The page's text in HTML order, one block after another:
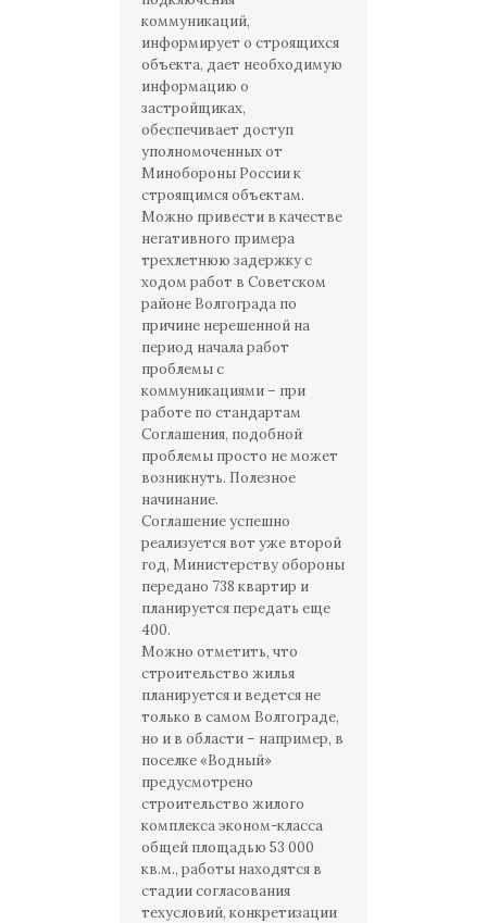
коммуникаций,
информирует о строящихся
объекта, дает необходимую
информацию о
застройщиках,
обеспечивает доступ
уполномоченных от
Минобороны России к
строящимся объектам.
Можно привести в качестве
негативного примера
трехлетнюю задержку с
ходом работ в Советском
районе Волгограда по
причине нерешенной на
период начала работ
проблемы с
коммуникациями – при
работе по стандартам
Соглашения, подобной
проблемы просто не может
возникнуть. Полезное
начинание.
Соглашение успешно
реализуется вот уже второй
год, Министерству обороны
передано 738 квартир и
планируется передать еще
400.
Можно отметить, что
строительство жилья
планируется и ведется не
только в самом Волгограде,
но и в области – например, в
поселке «Водный»
предусмотрено
строительство жилого
комплекса эконом-класса
общей площадью 53 000
кв.м., работы находятся в
стадии согласования
техусловий, конкретизации